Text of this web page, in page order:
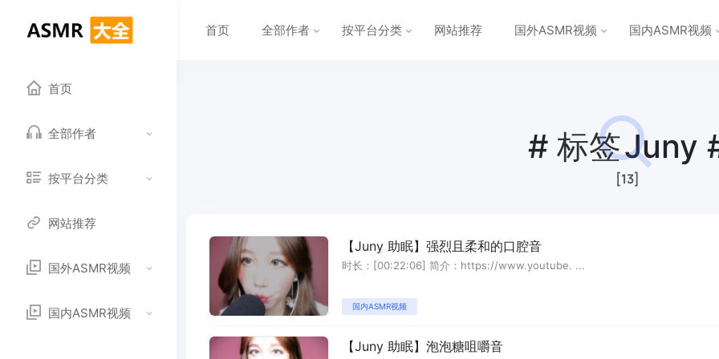
首页
全部作者
按平台分类
网站推荐
国外ASMR视频
国内ASMR视频
首页 全部作者 按平台分类 网站推荐 国外ASMR视频 国内ASMR视频
# 标签Juny
[13]
【Juny 助眠】强烈且柔和的口腔音
时长：[00:22:06] 简介：https://www.youtube. ...
国内ASMR视频
【Juny 助眠】泡泡糖咀嚼音